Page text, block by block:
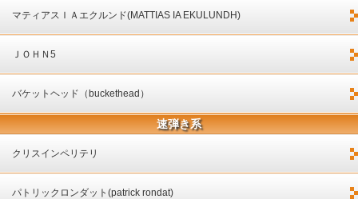
マティアスＩＡエクルンド(MATTIAS IA EKULUNDH)
ＪＯＨＮ5
バケットヘッド（buckethead）
速弾き系
クリスインペリテリ
パトリックロンダット(patrick rondat)